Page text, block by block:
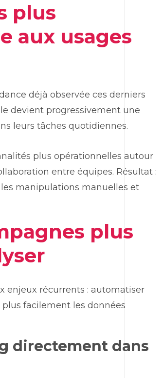
plus
aux usages
déjà observée ces derniers
devient progressivement une
leurs tâches quotidiennes.
plus opérationnelles autour
entre équipes. Résultat :
manipulations manuelles et
plus
enjeux récurrents : automatiser
facilement les données
directement dans